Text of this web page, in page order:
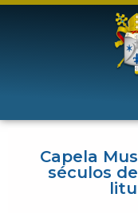
Capela
séculos